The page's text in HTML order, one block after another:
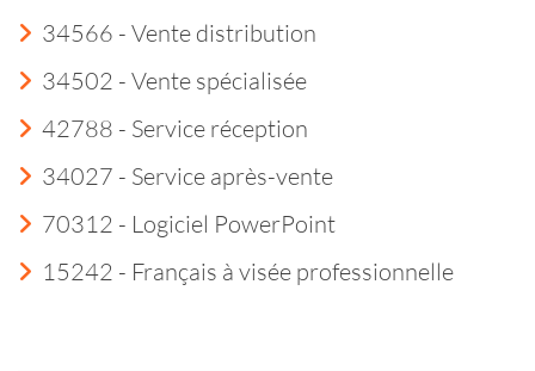
34566 - Vente distribution
34502 - Vente spécialisée
42788 - Service réception
34027 - Service après-vente
70312 - Logiciel PowerPoint
15242 - Français à visée professionnelle